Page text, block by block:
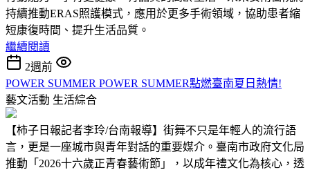
持續推動ERAS照護模式，應用於更多手術領域，協助患者縮
短康復時間、提升生活品質。
繼續閱讀
2週前
POWER SUMMER POWER SUMMER點燃臺南夏日熱情!
藝文活動 生活綜合
【柿子日報記者李玲/台南報導】街舞不只是年輕人的流行語
言，更是一座城市與青年對話的重要媒介。臺南市政府文化局
推動「2026十六歲正青春藝術節」，以成年禮文化為核心，透